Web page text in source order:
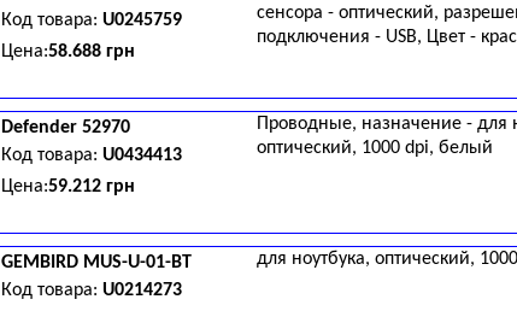
Код товара: U0245759
Цена:58.688 грн
сенсора - оптический,
подключения - USB, Цвет -
Defender 52970
Код товара: U0434413
Цена:59.212 грн
Проводные, назначение - для
оптический, 1000 dpi, белый
GEMBIRD MUS-U-01-BT
Код товара: U0214273
для ноутбука, оптический,